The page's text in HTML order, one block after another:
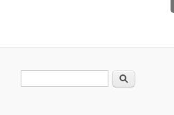
Formulario de búsqueda
Buscar